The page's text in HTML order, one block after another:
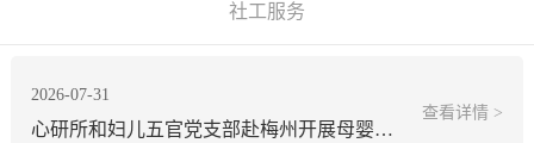
社工服务
2026-07-31
心研所和妇儿五官党支部赴梅州开展母婴心血管义诊暨主题党日活动
查看详情 >